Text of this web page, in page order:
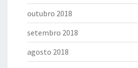
outubro 2018
setembro 2018
agosto 2018